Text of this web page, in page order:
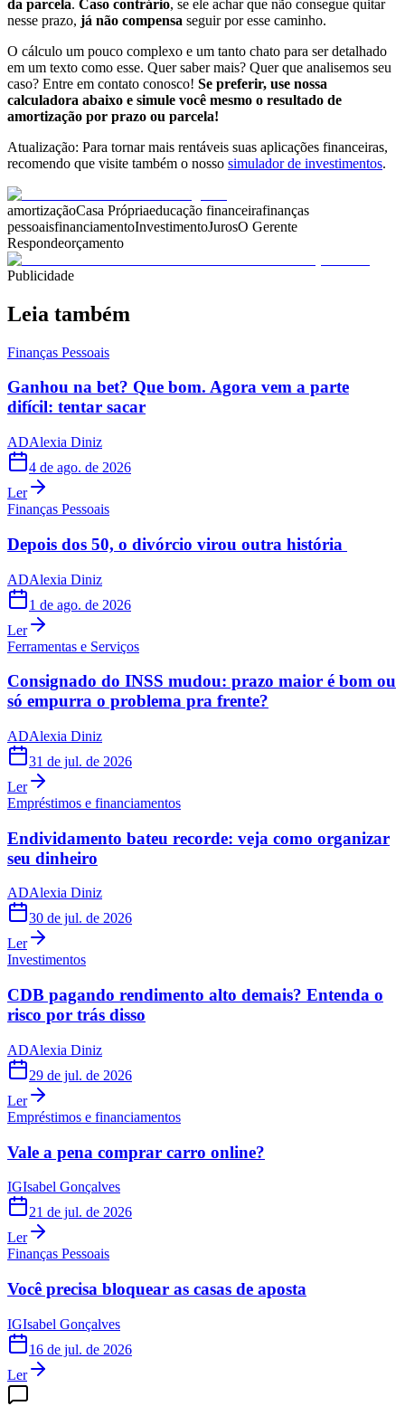
da parcela. Caso contrário, se ele achar que não consegue quitar
nesse prazo, já não compensa seguir por esse caminho.
O cálculo um pouco complexo e um tanto chato para ser detalhado
em um texto como esse. Quer saber mais? Quer que analisemos seu
caso? Entre em contato conosco! Se preferir, use nossa
calculadora abaixo e simule você mesmo o resultado de
amortização por prazo ou parcela!
Atualização: Para tornar mais rentáveis suas aplicações financeiras,
recomendo que visite também o nosso simulador de investimentos.
amortizaçãoCasa Própriaeducação financeirafinanças
pessoaisfinanciamentoInvestimentoJurosO Gerente
Respondeorçamento
Publicidade
Leia também
Finanças Pessoais
Ganhou na bet? Que bom. Agora vem a parte
difícil: tentar sacar
ADAlexia Diniz
4 de ago. de 2026
Ler
Finanças Pessoais
Depois dos 50, o divórcio virou outra história
ADAlexia Diniz
1 de ago. de 2026
Ler
Ferramentas e Serviços
Consignado do INSS mudou: prazo maior é bom ou
só empurra o problema pra frente?
ADAlexia Diniz
31 de jul. de 2026
Ler
Empréstimos e financiamentos
Endividamento bateu recorde: veja como organizar
seu dinheiro
ADAlexia Diniz
30 de jul. de 2026
Ler
Investimentos
CDB pagando rendimento alto demais? Entenda o
risco por trás disso
ADAlexia Diniz
29 de jul. de 2026
Ler
Empréstimos e financiamentos
Vale a pena comprar carro online?
IGIsabel Gonçalves
21 de jul. de 2026
Ler
Finanças Pessoais
Você precisa bloquear as casas de aposta
IGIsabel Gonçalves
16 de jul. de 2026
Ler